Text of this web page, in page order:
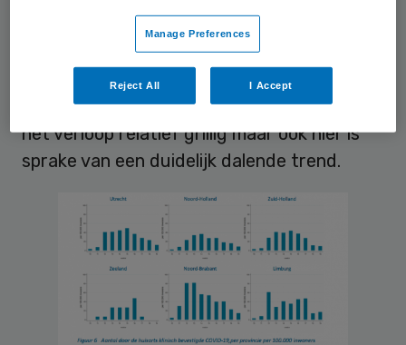
In alle provincies daalt het aantal covid-
patiënten bij de huisarts, gemeten over een
periode van enkele weken, maar in Brabant
is deze daling opvallend sterk. In Limburg is
het verloop relatief grillig maar ook hier is
sprake van een duidelijk dalende trend.
Manage Preferences
Reject All I Accept